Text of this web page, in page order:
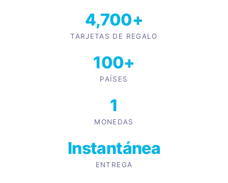
4,700+
TARJETAS DE REGALO
100+
PAÍSES
1
MONEDAS
Instantánea
ENTREGA